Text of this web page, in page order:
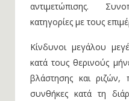
αντιμετώπισης.
κατηγορίες με τους
Κίνδυνοι μεγάλου
κατά τους θερινούς
βλάστησης και ριζών,
συνθήκες κατά τη